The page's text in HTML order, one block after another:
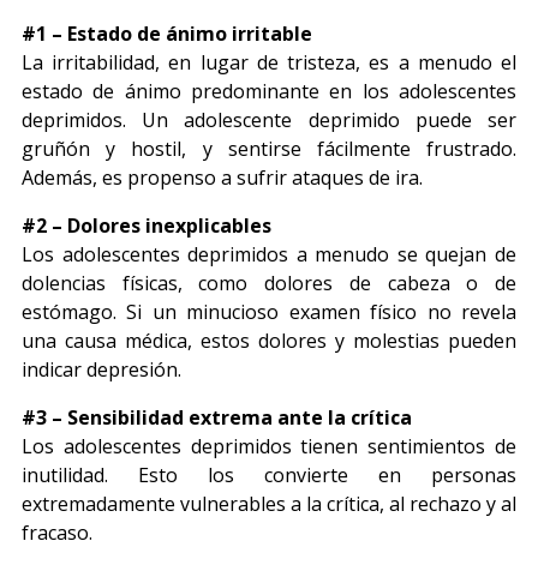
#1 – Estado de ánimo irritable
La irritabilidad, en lugar de tristeza, es a menudo el
estado de ánimo predominante en los adolescentes
deprimidos. Un adolescente deprimido puede ser
gruñón y hostil, y sentirse fácilmente frustrado.
Además, es propenso a sufrir ataques de ira.
#2 – Dolores inexplicables
Los adolescentes deprimidos a menudo se quejan de
dolencias físicas, como dolores de cabeza o de
estómago. Si un minucioso examen físico no revela
una causa médica, estos dolores y molestias pueden
indicar depresión.
#3 – Sensibilidad extrema ante la crítica
Los adolescentes deprimidos tienen sentimientos de
inutilidad. Esto los convierte en personas
extremadamente vulnerables a la crítica, al rechazo y al
fracaso.